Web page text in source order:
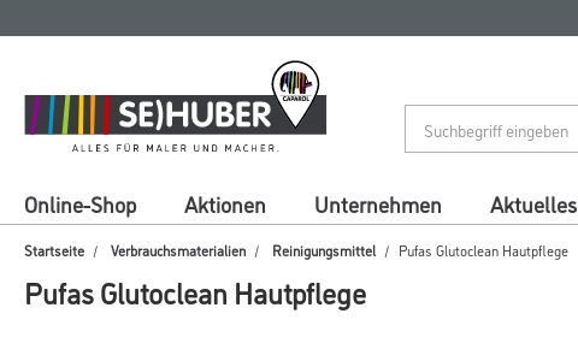
springen
springen
Online-Shop Aktionen Unternehmen Aktuelles
Startseite Verbrauchsmaterialien Reinigungsmittel Pufas Glutoclean Hautpflege
Pufas Glutoclean Hautpflege